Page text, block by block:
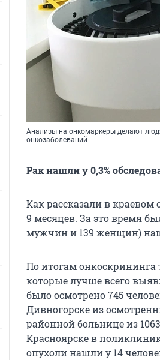
Анализы на онкомаркеры делают
онкозаболеваний
Рак нашли у 0,3%
Как рассказали в краевом
9 месяцев. За это время
мужчин и 139 женщин)
По итогам
которые лучше всего
было осмотрено 745
Дивногорске из
районной больнице из
Красноярске в
опухоли нашли у 14